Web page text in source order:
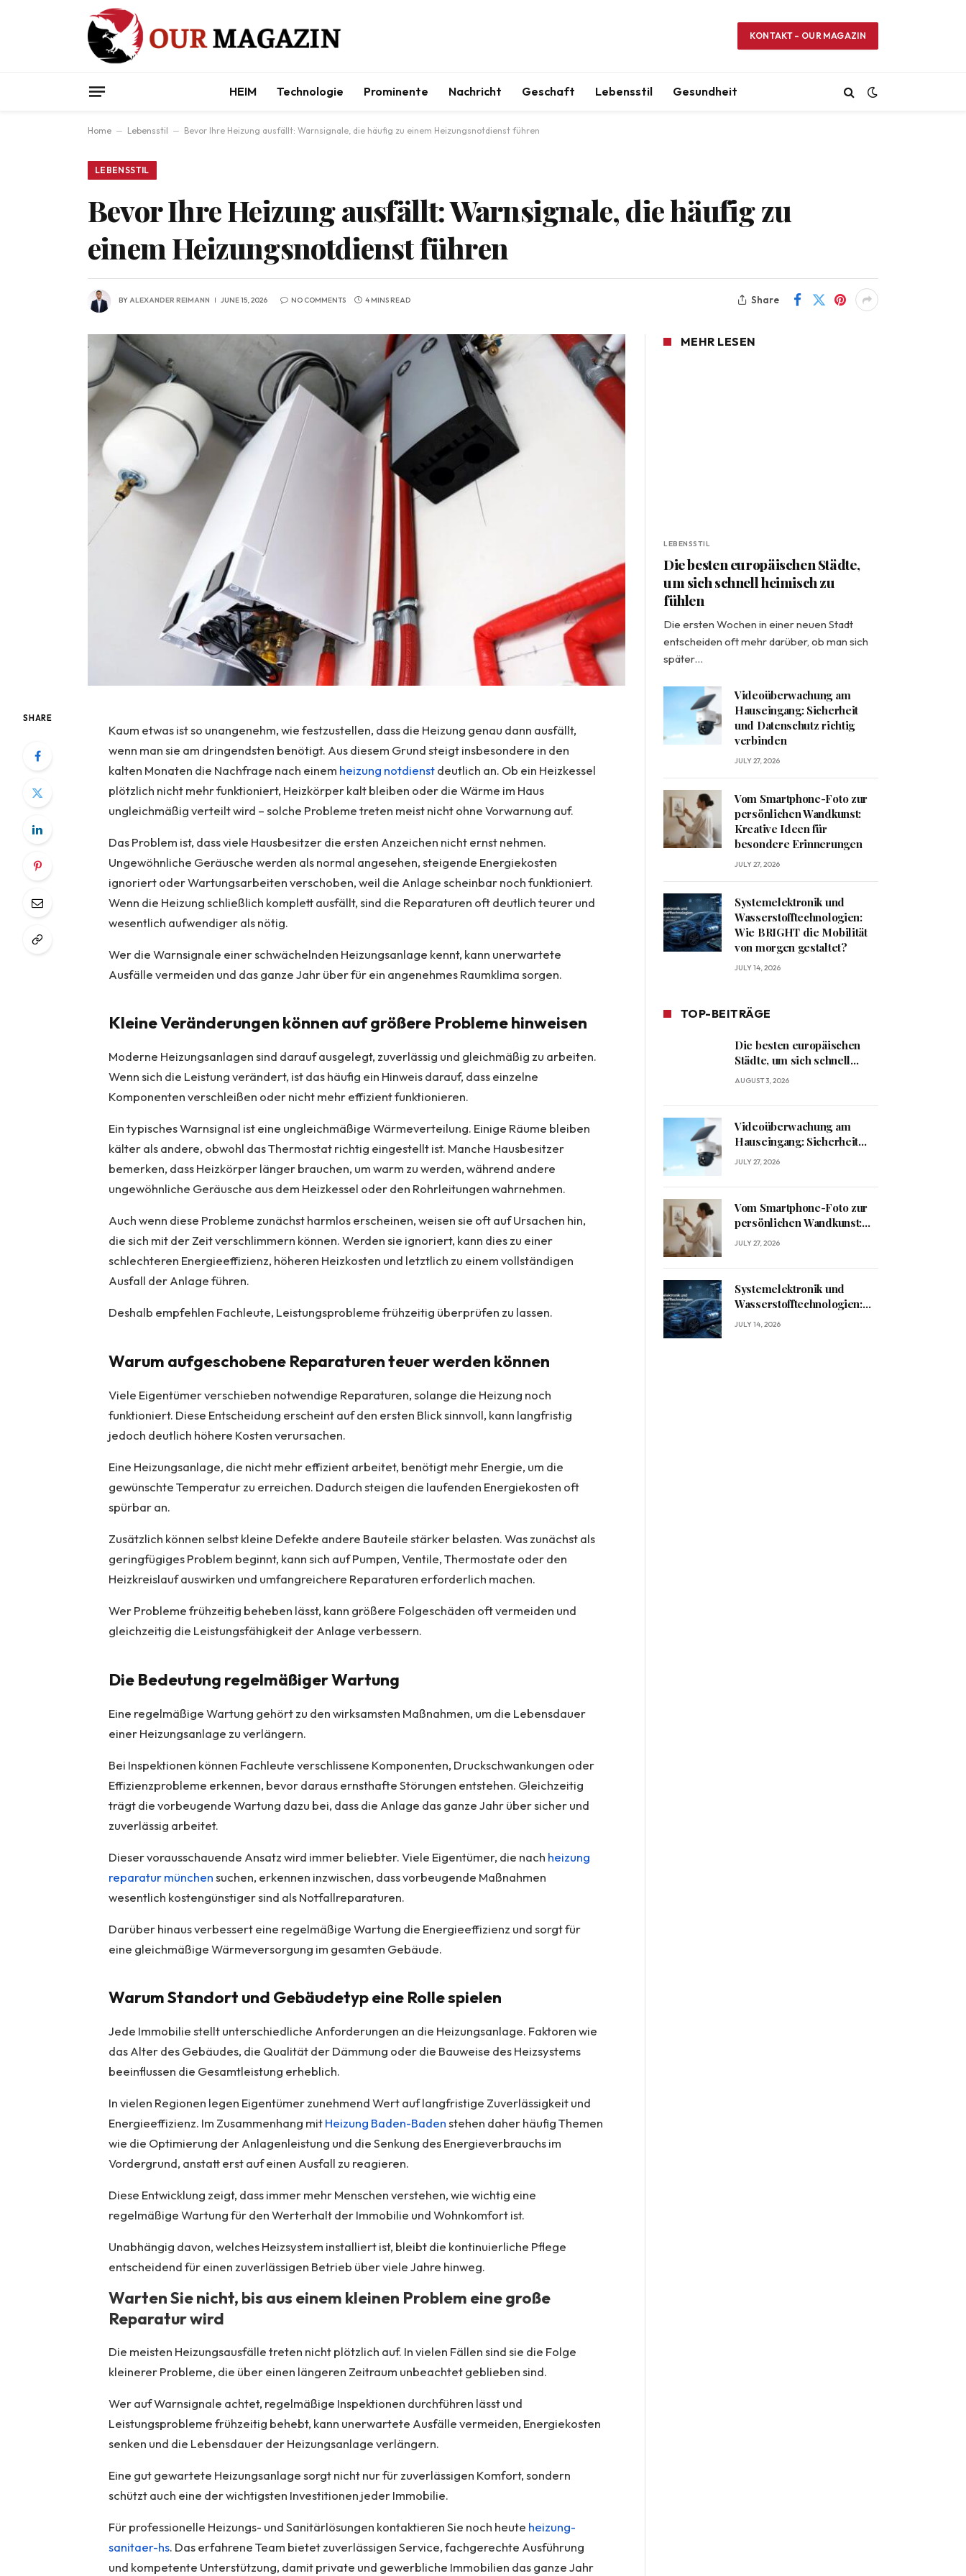
KONTAKT – OUR MAGAZIN
HEIM Technologie Prominente Nachricht Geschaft Lebensstil Gesundheit
Home – Lebensstil – Bevor Ihre Heizung ausfällt: Warnsignale, die häufig zu einem Heizungsnotdienst führen
LEBENSSTIL
Bevor Ihre Heizung ausfällt: Warnsignale, die häufig zu
einem Heizungsnotdienst führen
BYALEXANDER REIMANN JUNE 15, 2026 NO COMMENTS 4 MINS READ Share
SHARE
Kaum etwas ist so unangenehm, wie festzustellen, dass die Heizung genau dann ausfällt,
wenn man sie am dringendsten benötigt. Aus diesem Grund steigt insbesondere in den
kalten Monaten die Nachfrage nach einem heizung notdienstdeutlich an. Ob ein Heizkessel
plötzlich nicht mehr funktioniert, Heizkörper kalt bleiben oder die Wärme im Haus
ungleichmäßig verteilt wird – solche Probleme treten meist nicht ohne Vorwarnung auf.
Das Problem ist, dass viele Hausbesitzer die ersten Anzeichen nicht ernst nehmen.
Ungewöhnliche Geräusche werden als normal angesehen, steigende Energiekosten
ignoriert oder Wartungsarbeiten verschoben, weil die Anlage scheinbar noch funktioniert.
Wenn die Heizung schließlich komplett ausfällt, sind die Reparaturen oft deutlich teurer und
wesentlich aufwendiger als nötig.
Wer die Warnsignale einer schwächelnden Heizungsanlage kennt, kann unerwartete
Ausfälle vermeiden und das ganze Jahr über für ein angenehmes Raumklima sorgen.
Kleine Veränderungen können auf größere Probleme hinweisen
Moderne Heizungsanlagen sind darauf ausgelegt, zuverlässig und gleichmäßig zu arbeiten.
Wenn sich die Leistung verändert, ist das häufig ein Hinweis darauf, dass einzelne
Komponenten verschleißen oder nicht mehr effizient funktionieren.
Ein typisches Warnsignal ist eine ungleichmäßige Wärmeverteilung. Einige Räume bleiben
kälter als andere, obwohl das Thermostat richtig eingestellt ist. Manche Hausbesitzer
bemerken, dass Heizkörper länger brauchen, um warm zu werden, während andere
ungewöhnliche Geräusche aus dem Heizkessel oder den Rohrleitungen wahrnehmen.
Auch wenn diese Probleme zunächst harmlos erscheinen, weisen sie oft auf Ursachen hin,
die sich mit der Zeit verschlimmern können. Werden sie ignoriert, kann dies zu einer
schlechteren Energieeffizienz, höheren Heizkosten und letztlich zu einem vollständigen
Ausfall der Anlage führen.
Deshalb empfehlen Fachleute, Leistungsprobleme frühzeitig überprüfen zu lassen.
Warum aufgeschobene Reparaturen teuer werden können
Viele Eigentümer verschieben notwendige Reparaturen, solange die Heizung noch
funktioniert. Diese Entscheidung erscheint auf den ersten Blick sinnvoll, kann langfristig
jedoch deutlich höhere Kosten verursachen.
Eine Heizungsanlage, die nicht mehr effizient arbeitet, benötigt mehr Energie, um die
gewünschte Temperatur zu erreichen. Dadurch steigen die laufenden Energiekosten oft
spürbar an.
Zusätzlich können selbst kleine Defekte andere Bauteile stärker belasten. Was zunächst als
geringfügiges Problem beginnt, kann sich auf Pumpen, Ventile, Thermostate oder den
Heizkreislauf auswirken und umfangreichere Reparaturen erforderlich machen.
Wer Probleme frühzeitig beheben lässt, kann größere Folgeschäden oft vermeiden und
gleichzeitig die Leistungsfähigkeit der Anlage verbessern.
Die Bedeutung regelmäßiger Wartung
Eine regelmäßige Wartung gehört zu den wirksamsten Maßnahmen, um die Lebensdauer
einer Heizungsanlage zu verlängern.
Bei Inspektionen können Fachleute verschlissene Komponenten, Druckschwankungen oder
Effizienzprobleme erkennen, bevor daraus ernsthafte Störungen entstehen. Gleichzeitig
trägt die vorbeugende Wartung dazu bei, dass die Anlage das ganze Jahr über sicher und
zuverlässig arbeitet.
Dieser vorausschauende Ansatz wird immer beliebter. Viele Eigentümer, die nach heizung
reparatur münchensuchen, erkennen inzwischen, dass vorbeugende Maßnahmen
wesentlich kostengünstiger sind als Notfallreparaturen.
Darüber hinaus verbessert eine regelmäßige Wartung die Energieeffizienz und sorgt für
eine gleichmäßige Wärmeversorgung im gesamten Gebäude.
Warum Standort und Gebäudetyp eine Rolle spielen
Jede Immobilie stellt unterschiedliche Anforderungen an die Heizungsanlage. Faktoren wie
das Alter des Gebäudes, die Qualität der Dämmung oder die Bauweise des Heizsystems
beeinflussen die Gesamtleistung erheblich.
In vielen Regionen legen Eigentümer zunehmend Wert auf langfristige Zuverlässigkeit und
Energieeffizienz. Im Zusammenhang mitHeizung Baden-Badenstehen daher häufig Themen
wie die Optimierung der Anlagenleistung und die Senkung des Energieverbrauchs im
Vordergrund, anstatt erst auf einen Ausfall zu reagieren.
Diese Entwicklung zeigt, dass immer mehr Menschen verstehen, wie wichtig eine
regelmäßige Wartung für den Werterhalt der Immobilie und Wohnkomfort ist.
Unabhängig davon, welches Heizsystem installiert ist, bleibt die kontinuierliche Pflege
entscheidend für einen zuverlässigen Betrieb über viele Jahre hinweg.
Warten Sie nicht, bis aus einem kleinen Problem eine große
Reparatur wird
Die meisten Heizungsausfälle treten nicht plötzlich auf. In vielen Fällen sind sie die Folge
kleinerer Probleme, die über einen längeren Zeitraum unbeachtet geblieben sind.
Wer auf Warnsignale achtet, regelmäßige Inspektionen durchführen lässt und
Leistungsprobleme frühzeitig behebt, kann unerwartete Ausfälle vermeiden, Energiekosten
senken und die Lebensdauer der Heizungsanlage verlängern.
Eine gut gewartete Heizungsanlage sorgt nicht nur für zuverlässigen Komfort, sondern
schützt auch eine der wichtigsten Investitionen jeder Immobilie.
Für professionelle Heizungs- und Sanitärlösungen kontaktieren Sie noch heute heizung-
sanitaer-hs. Das erfahrene Team bietet zuverlässigen Service, fachgerechte Ausführung
und kompetente Unterstützung, damit private und gewerbliche Immobilien das ganze Jahr
MEHR LESEN
LEBENSSTIL
Die besten europäischen Städte,
um sich schnell heimisch zu
fühlen
Die ersten Wochen in einer neuen Stadt
entscheiden oft mehr darüber, ob man sich
später…
Videoüberwachung am
Hauseingang: Sicherheit
und Datenschutz richtig
verbinden
JULY 27, 2026
Vom Smartphone-Foto zur
persönlichen Wandkunst:
Kreative Ideen für
besondere Erinnerungen
JULY 27, 2026
Systemelektronik und
Wasserstofftechnologien:
Wie BRIGHT die Mobilität
von morgen gestaltet?
JULY 14, 2026
TOP-BEITRÄGE
Die besten europäischen
Städte, um sich schnell
heimisch zu fühlen
AUGUST 3, 2026
Videoüberwachung am
Hauseingang: Sicherheit
und Datenschutz richtig
JULY 27, 2026
Vom Smartphone-Foto zur
persönlichen Wandkunst:
Kreative Ideen für
JULY 27, 2026
Systemelektronik und
Wasserstofftechnologien:
Wie BRIGHT die Mobilität
JULY 14, 2026